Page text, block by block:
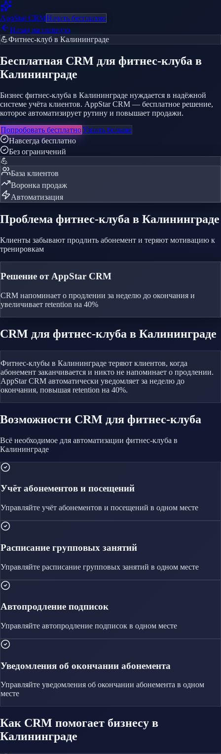
AppStarCRMНачать бесплатно
Назад на главную
💪Фитнес-клуб в Калининграде
Бесплатная CRM для фитнес-клуба в
Калининграде
Бизнес фитнес-клуба в Калининграде нуждается в надёжной
системе учёта клиентов. AppStar CRM — бесплатное решение,
которое автоматизирует рутину и повышает продажи.
Попробовать бесплатноУзнать больше
Навсегда бесплатно
Без ограничений
💪
База клиентов
Воронка продаж
Автоматизация
Проблема фитнес-клуба в Калининграде
Клиенты забывают продлить абонемент и теряют мотивацию к
тренировкам
Решение от AppStar CRM
CRM напоминает о продлении за неделю до окончания и
увеличивает retention на 40%
CRM для фитнес-клуба в Калининграде
Фитнес-клубы в Калининграде теряют клиентов, когда
абонемент заканчивается и никто не напоминает о продлении.
AppStar CRM автоматически уведомляет за неделю до
окончания, повышая retention на 40%.
Возможности CRM для фитнес-клуба
Всё необходимое для автоматизации фитнес-клуба в
Калининграде
Учёт абонементов и посещений
Управляйте учёт абонементов и посещений в одном месте
Расписание групповых занятий
Управляйте расписание групповых занятий в одном месте
Автопродление подписок
Управляйте автопродление подписок в одном месте
Уведомления об окончании абонемента
Управляйте уведомления об окончании абонемента в одном
месте
Как CRM помогает бизнесу в
Калининграде